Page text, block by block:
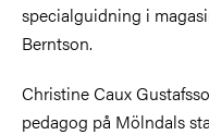
specialguidning i
Berntson.
Christine Caux
pedagog på Mölndals